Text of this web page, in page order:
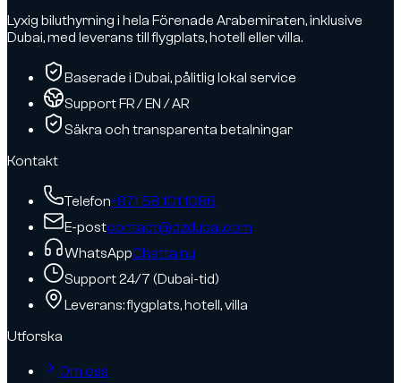
Lyxig biluthyrning i hela Förenade Arabemiraten, inklusive
Dubai, med leverans till flygplats, hotell eller villa.
Baserade i Dubai, pålitlig lokal service
Support FR / EN / AR
Säkra och transparenta betalningar
Kontakt
Telefon+971 58 101 1086
E-postcontact@dzdubai.com
WhatsAppChatta nu
Support 24/7 (Dubai-tid)
Leverans: flygplats, hotell, villa
Utforska
Om oss